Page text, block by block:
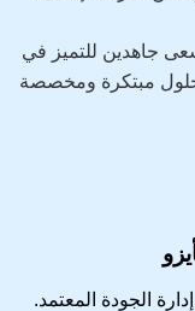
جاهدين للتميز في
مبتكرة ومخصصة
الجودة المعتمد.